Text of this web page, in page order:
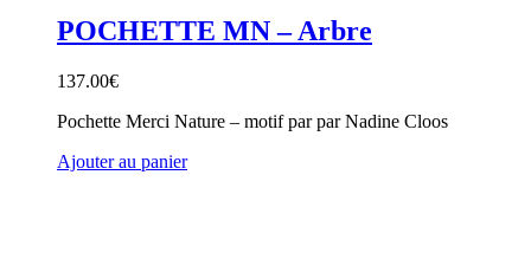
POCHETTE MN – Arbre
137.00€
Pochette Merci Nature – motif par par Nadine Cloos
Ajouter au panier